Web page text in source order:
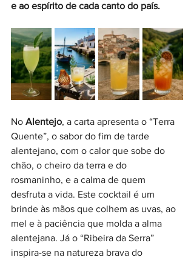
e ao espírito de cada canto do país.
No Alentejo, a carta apresenta o “Terra
Quente”, o sabor do fim de tarde
alentejano, com o calor que sobe do
chão, o cheiro da terra e do
rosmaninho, e a calma de quem
desfruta a vida. Este cocktail é um
brinde às mãos que colhem as uvas, ao
mel e à paciência que molda a alma
alentejana. Já o “Ribeira da Serra”
inspira-se na natureza brava do